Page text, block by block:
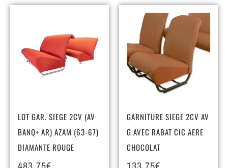
LOT GAR. SIEGE 2CV (AV
BANQ+ AR) AZAM (63-67)
DIAMANTE ROUGE
GARNITURE SIEGE 2CV AV
G AVEC RABAT CIC AERE
CHOCOLAT